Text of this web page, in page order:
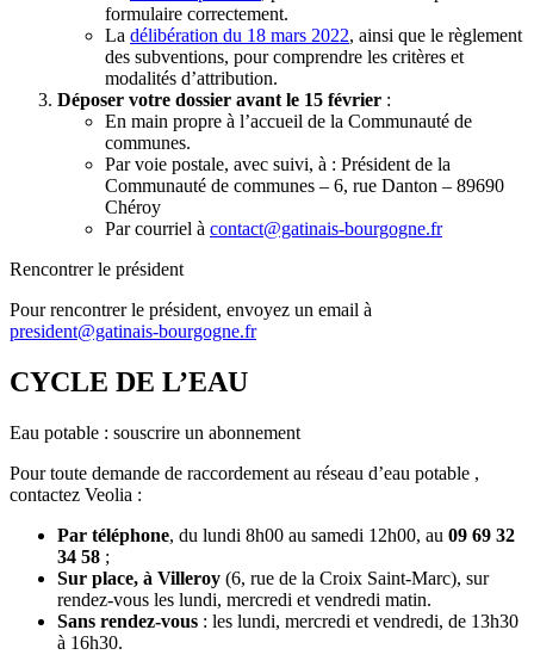
formulaire correctement.
La délibération du 18 mars 2022, ainsi que le règlement
des subventions, pour comprendre les critères et
modalités d’attribution.
Déposer votre dossier avant le 15 février :
En main propre à l’accueil de la Communauté de
communes.
Par voie postale, avec suivi, à : Président de la
Communauté de communes – 6, rue Danton – 89690
Chéroy
Par courriel à contact@gatinais-bourgogne.fr
Rencontrer le président
Pour rencontrer le président, envoyez un email à
president@gatinais-bourgogne.fr
CYCLE DE L’EAU
Eau potable : souscrire un abonnement
Pour toute demande de raccordement au réseau d’eau potable ,
contactez Veolia :
Par téléphone, du lundi 8h00 au samedi 12h00, au 09 69 32
34 58 ;
Sur place, à Villeroy (6, rue de la Croix Saint-Marc), sur
rendez-vous les lundi, mercredi et vendredi matin.
Sans rendez-vous : les lundi, mercredi et vendredi, de 13h30
à 16h30.